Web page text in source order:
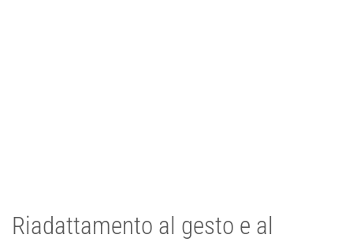
Riadattamento al gesto e al